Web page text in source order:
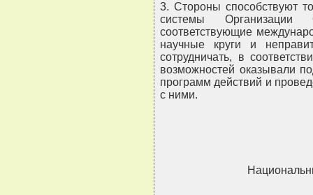
3. Стороны способствуют
системы
соответствующие
научные круги и
сотрудничать, в
возможностей оказывали
программ действий и
с ними.